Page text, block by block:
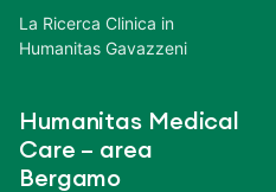
La Ricerca Clinica in
Humanitas Gavazzeni
Humanitas Medical
Care – area
Bergamo